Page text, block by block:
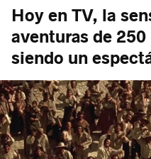
Hoy en TV, la
aventuras de
siendo un